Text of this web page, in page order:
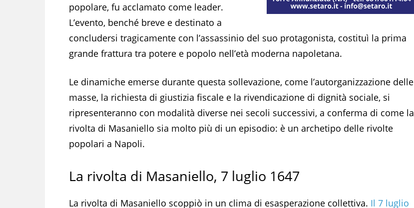
popolare, fu acclamato come leader.
L’evento, benché breve e destinato a
concludersi tragicamente con l’assassinio del suo protagonista, costituì la prima
grande frattura tra potere e popolo nell’età moderna napoletana.
Le dinamiche emerse durante questa sollevazione, come l’autorganizzazione delle
masse, la richiesta di giustizia fiscale e la rivendicazione di dignità sociale, si
ripresenteranno con modalità diverse nei secoli successivi, a conferma di come la
rivolta di Masaniello sia molto più di un episodio: è un archetipo delle rivolte
popolari a Napoli.
La rivolta di Masaniello, 7 luglio 1647
La rivolta di Masaniello scoppiò in un clima di esasperazione collettiva. Il 7 luglio